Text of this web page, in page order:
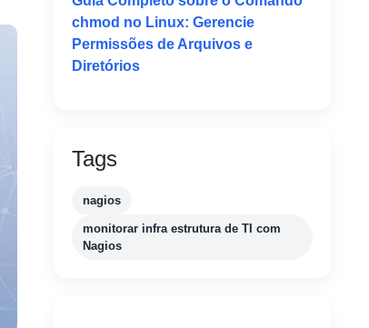
chmod no Linux: Gerencie
Permissões de Arquivos e
Diretórios
Tags
nagios
monitorar infra estrutura de TI com
Nagios